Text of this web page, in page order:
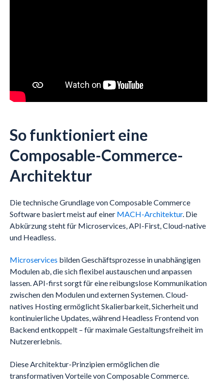
So funktioniert eine
Composable-Commerce-
Architektur
Die technische Grundlage von Composable Commerce
Software basiert meist auf einer MACH-Architektur. Die
Abkürzung steht für Microservices, API-First, Cloud-native
und Headless.
Microservices bilden Geschäftsprozesse in unabhängigen
Modulen ab, die sich flexibel austauschen und anpassen
lassen. API-first sorgt für eine reibungslose Kommunikation
zwischen den Modulen und externen Systemen. Cloud-
natives Hosting ermöglicht Skalierbarkeit, Sicherheit und
kontinuierliche Updates, während Headless Frontend von
Backend entkoppelt – für maximale Gestaltungsfreiheit im
Nutzererlebnis.
Diese Architektur-Prinzipien ermöglichen die
transformativen Vorteile von Composable Commerce.